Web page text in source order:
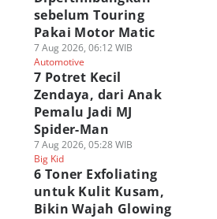
sebelum Touring
Pakai Motor Matic
7 Aug 2026, 06:12 WIB
Automotive
7 Potret Kecil
Zendaya, dari Anak
Pemalu Jadi MJ
Spider-Man
7 Aug 2026, 05:28 WIB
Big Kid
6 Toner Exfoliating
untuk Kulit Kusam,
Bikin Wajah Glowing